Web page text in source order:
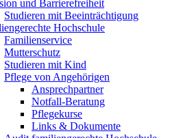
und Barrierefreiheit
Studieren mit Beeinträchtigung
Hochschule
Familienservice
Mutterschutz
Studieren mit Kind
Pflege von Angehörigen
Ansprechpartner
Notfall-Beratung
Pflegekurse
Links & Dokumente